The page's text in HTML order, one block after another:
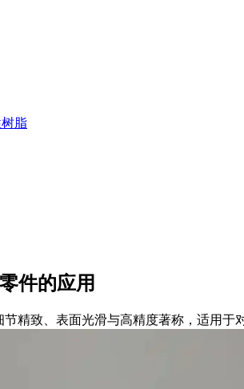
脂
件的应用
节精致、表面光滑与高精度著称，适用